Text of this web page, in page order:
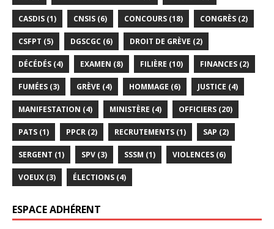
CASDIS (1) CNSIS (6) CONCOURS (18) CONGRÈS (2)
CSFPT (5) DGSCGC (6) DROIT DE GRÈVE (2)
DÉCÉDÉS (4) EXAMEN (8) FILIÈRE (10) FINANCES (2)
FUMÉES (3) GRÈVE (4) HOMMAGE (6) JUSTICE (4)
MANIFESTATION (4) MINISTÈRE (4) OFFICIERS (20)
PATS (1) PPCR (2) RECRUTEMENTS (1) SAP (2)
SERGENT (1) SPV (3) SSSM (1) VIOLENCES (6)
VOEUX (3) ÉLECTIONS (4)
ESPACE ADHÉRENT